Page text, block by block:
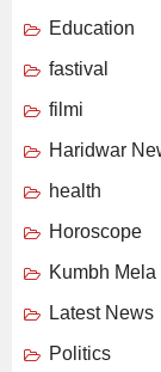
Education
fastival
filmi
Haridwar
health
Horoscope
Kumbh Mela
Latest News
Politics